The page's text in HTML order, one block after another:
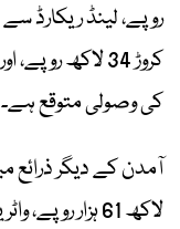
کی وصولی متوقع ہے۔